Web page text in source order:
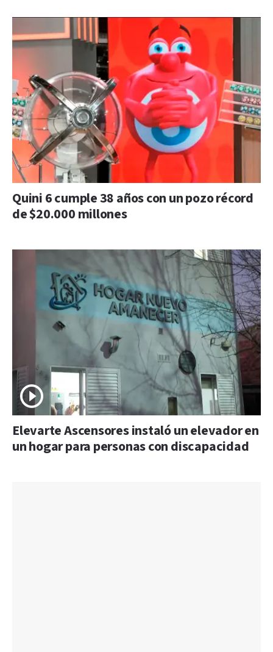
Quini 6 cumple 38 años con un pozo récord
de $20.000 millones
Elevarte Ascensores instaló un elevador en
un hogar para personas con discapacidad